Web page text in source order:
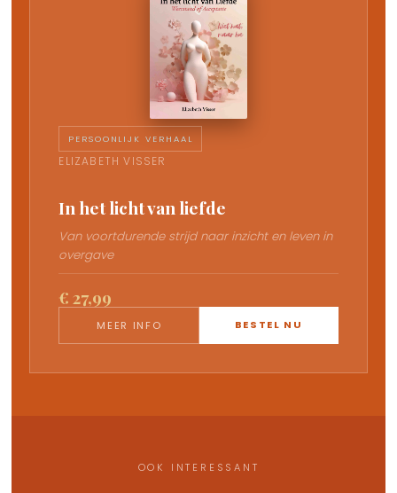
PERSOONLIJK VERHAAL
ELIZABETH VISSER
In het licht van liefde
Van voortdurende strijd naar inzicht en leven in
overgave
€ 27,99
MEER INFO BESTEL NU
OOK INTERESSANT